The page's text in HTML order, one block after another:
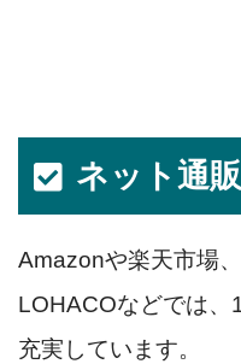
ネット通販
Amazonや楽天市場
LOHACOなどでは、
充実しています。